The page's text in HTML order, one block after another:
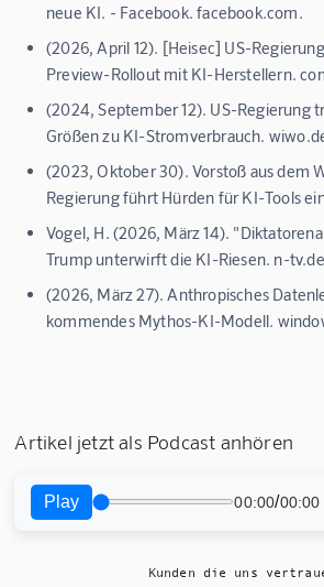
neue KI. - Facebook. facebook.com.
(2026, April 12). [Heisec] US-
Preview-Rollout mit KI-Herstellern.
(2024, September 12). US-Regierung
Größen zu KI-Stromverbrauch.
(2023, Oktober 30). Vorstoß aus dem
Regierung führt Hürden für KI-Tools
Vogel, H. (2026, März 14).
Trump unterwirft die KI-Riesen. n-tv.de.
(2026, März 27). Anthropisches
kommendes Mythos-KI-Modell.
Artikel jetzt als Podcast anhören
Play 00:00/00:00
Kunden die uns